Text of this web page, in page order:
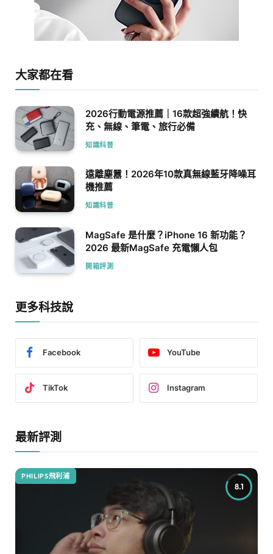
大家都在看
2026行動電源推薦｜16款超強續航！快
充、無線、筆電、旅行必備
知識科普
遠離塵囂！2026年10款真無線藍牙降噪耳
機推薦
知識科普
MagSafe 是什麼？iPhone 16 新功能？
2026 最新MagSafe 充電懶人包
開箱評測
更多科技說
Facebook YouTube
TikTok Instagram
最新評測
8.1
PHILIPS飛利浦